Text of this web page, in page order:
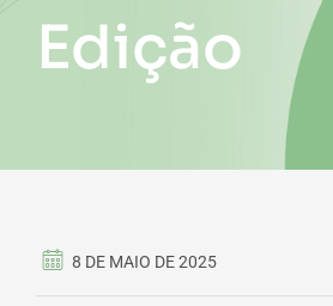
Edição
8 DE MAIO DE 2025